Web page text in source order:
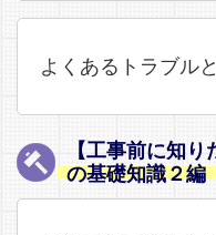
よくあるトラブル
【工事前に知
の基礎知識２編